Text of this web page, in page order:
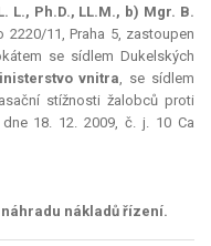
L., Ph.D., LL.M., b) Mgr. B.
2220/11, Praha 5, zastoupen
se sídlem Dukelských
vnitra, se sídlem
stížnosti žalobců proti
18. 12. 2009, č. j. 10 Ca
nákladů řízení.